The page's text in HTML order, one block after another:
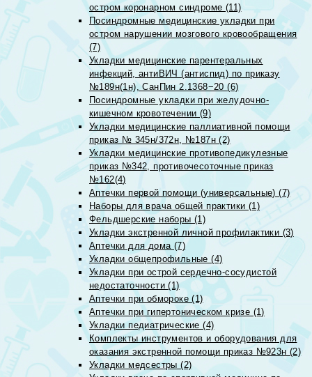
остром коронарном синдроме (11)
Посиндромные медицинские укладки при
остром нарушении мозгового кровообращения
(7)
Укладки медицинские парентеральных
инфекций, антиВИЧ (антиспид) по приказу
№189н(1н), СанПин 2.1368−20 (6)
Посиндромные укладки при желудочно-
кишечном кровотечении (9)
Укладки медицинские паллиативной помощи
приказ № 345н/372н, №187н (2)
Укладки медицинские противопедикулезные
приказ №342, противочесоточные приказ
№162(4)
Аптечки первой помощи (универсальные) (7)
Наборы для врача общей практики (1)
Фельдшерские наборы (1)
Укладки экстренной личной профилактики (3)
Аптечки для дома (7)
Укладки общепрофильные (4)
Укладки при острой сердечно-сосудистой
недостаточности (1)
Аптечки при обмороке (1)
Аптечки при гипертоническом кризе (1)
Укладки педиатрические (4)
Комплекты инструментов и оборудования для
оказания экстренной помощи приказ №923н (2)
Укладки медсестры (2)